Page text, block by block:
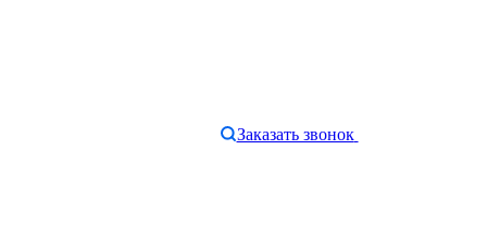
Заказать звонок